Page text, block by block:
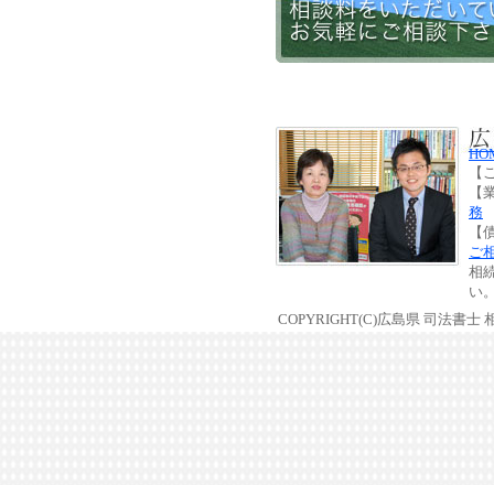
【
【
務
【
ご
相
い
COPYRIGHT(C)広島県 司法書士